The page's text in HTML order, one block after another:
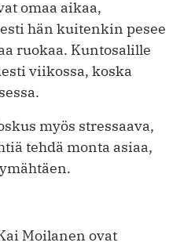
omaa aikaa,
hän kuitenkin pesee
ruokaa. Kuntosalille
viikossa, koska
myös stressaava,
tehdä monta asiaa,
Moilanen ovat